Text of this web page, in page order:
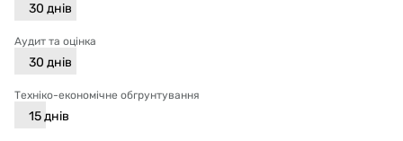
30 днів
Аудит та оцінка
30 днів
Техніко-економічне обгрунтування
15днів